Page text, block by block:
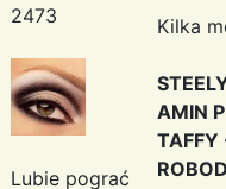
2473
Lubie pograć
Kilka
AMIN
TAFFY